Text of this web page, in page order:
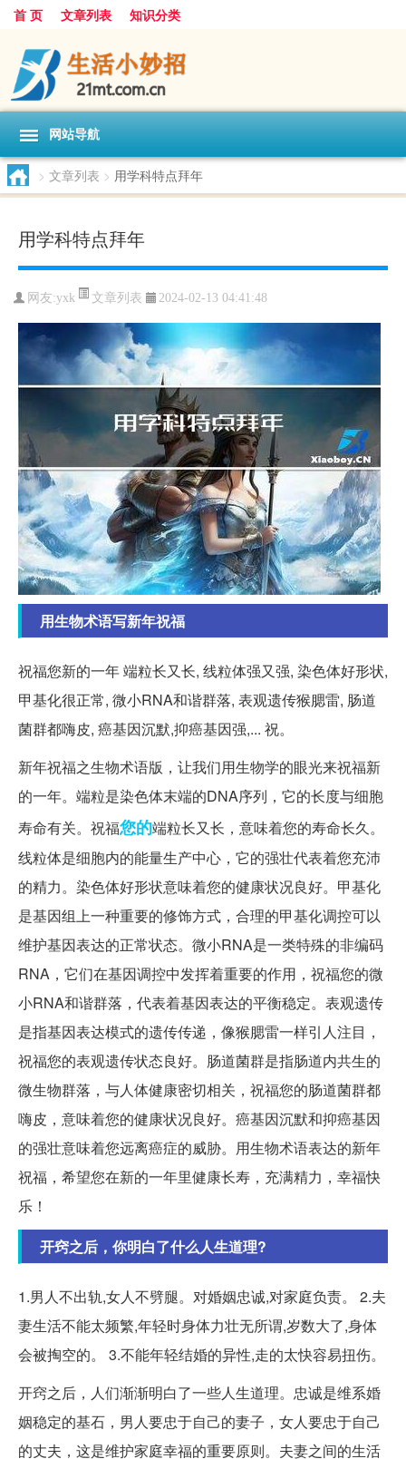
首 页 文章列表 知识分类
网站导航
> 文章列表 > 用学科特点拜年
用学科特点拜年
网友:yxk 文章列表 2024-02-13 04:41:48
用生物术语写新年祝福
祝福您新的一年 端粒长又长, 线粒体强又强, 染色体好形状,
甲基化很正常, 微小RNA和谐群落, 表观遗传猴腮雷, 肠道
菌群都嗨皮, 癌基因沉默,抑癌基因强,... 祝。
新年祝福之生物术语版，让我们用生物学的眼光来祝福新
的一年。端粒是染色体末端的DNA序列，它的长度与细胞
寿命有关。祝福您的端粒长又长，意味着您的寿命长久。
线粒体是细胞内的能量生产中心，它的强壮代表着您充沛
的精力。染色体好形状意味着您的健康状况良好。甲基化
是基因组上一种重要的修饰方式，合理的甲基化调控可以
维护基因表达的正常状态。微小RNA是一类特殊的非编码
RNA，它们在基因调控中发挥着重要的作用，祝福您的微
小RNA和谐群落，代表着基因表达的平衡稳定。表观遗传
是指基因表达模式的遗传传递，像猴腮雷一样引人注目，
祝福您的表观遗传状态良好。肠道菌群是指肠道内共生的
微生物群落，与人体健康密切相关，祝福您的肠道菌群都
嗨皮，意味着您的健康状况良好。癌基因沉默和抑癌基因
的强壮意味着您远离癌症的威胁。用生物术语表达的新年
祝福，希望您在新的一年里健康长寿，充满精力，幸福快
乐！
开窍之后，你明白了什么人生道理?
1.男人不出轨,女人不劈腿。对婚姻忠诚,对家庭负责。 2.夫
妻生活不能太频繁,年轻时身体力壮无所谓,岁数大了,身体
会被掏空的。 3.不能年轻结婚的异性,走的太快容易扭伤。
开窍之后，人们渐渐明白了一些人生道理。忠诚是维系婚
姻稳定的基石，男人要忠于自己的妻子，女人要忠于自己
的丈夫，这是维护家庭幸福的重要原则。夫妻之间的生活